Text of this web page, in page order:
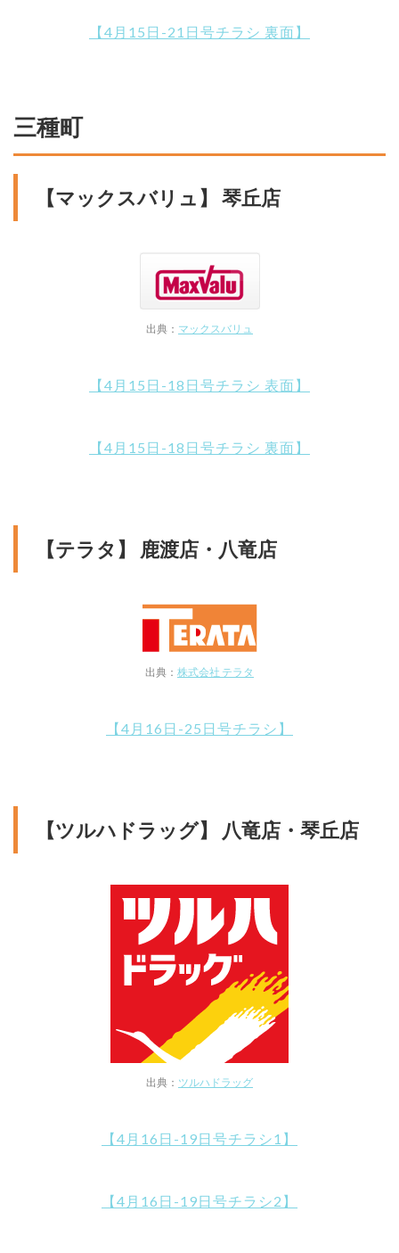
【4月15日-21日号チラシ 裏面】
三種町
【マックスバリュ】 琴丘店
出典： マックスバリュ
【4月15日-18日号チラシ 表面】
【4月15日-18日号チラシ 裏面】
【テラタ】 鹿渡店・八竜店
出典： 株式会社 テラタ
【4月16日-25日号チラシ】
【ツルハドラッグ】 八竜店・琴丘店
出典： ツルハドラッグ
【4月16日-19日号チラシ1】
【4月16日-19日号チラシ2】